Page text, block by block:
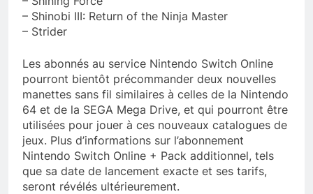
– Shinobi III: Return of the Ninja Master
– Strider
Les abonnés au service Nintendo Switch Online
pourront bientôt précommander deux nouvelles
manettes sans fil similaires à celles de la Nintendo
64 et de la SEGA Mega Drive, et qui pourront être
utilisées pour jouer à ces nouveaux catalogues de
jeux. Plus d’informations sur l’abonnement
Nintendo Switch Online + Pack additionnel, tels
que sa date de lancement exacte et ses tarifs,
seront révélés ultérieurement.